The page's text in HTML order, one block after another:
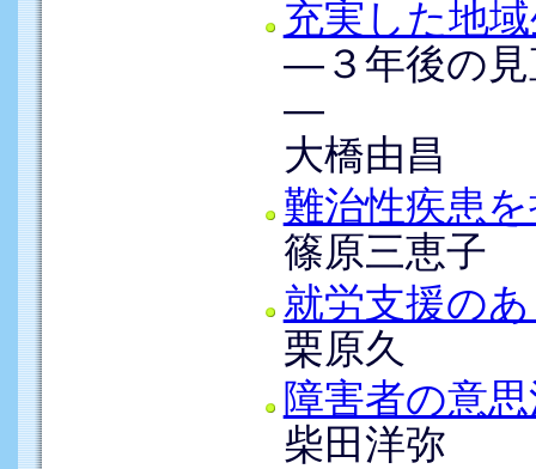
充実した地
―３年後の見
―
大橋由昌
難治性疾患
篠原三恵子
就労支援の
栗原久
障害者の意
柴田洋弥